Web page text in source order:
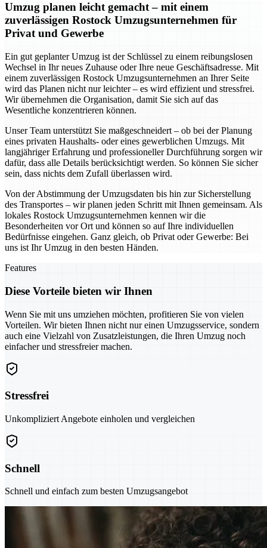
Umzug planen leicht gemacht – mit einem
zuverlässigen Rostock Umzugsunternehmen für
Privat und Gewerbe
Ein gut geplanter Umzug ist der Schlüssel zu einem reibungslosen
Wechsel in Ihr neues Zuhause oder Ihre neue Geschäftsadresse. Mit
einem zuverlässigen Rostock Umzugsunternehmen an Ihrer Seite
wird das Planen nicht nur leichter – es wird effizient und stressfrei.
Wir übernehmen die Organisation, damit Sie sich auf das
Wesentliche konzentrieren können.
Unser Team unterstützt Sie maßgeschneidert – ob bei der Planung
eines privaten Haushalts- oder eines gewerblichen Umzugs. Mit
langjähriger Erfahrung und professioneller Durchführung sorgen wir
dafür, dass alle Details berücksichtigt werden. So können Sie sicher
sein, dass nichts dem Zufall überlassen wird.
Von der Abstimmung der Umzugsdaten bis hin zur Sicherstellung
des Transportes – wir planen jeden Schritt mit Ihnen gemeinsam. Als
lokales Rostock Umzugsunternehmen kennen wir die
Besonderheiten vor Ort und können so auf Ihre individuellen
Bedürfnisse eingehen. Ganz gleich, ob Privat oder Gewerbe: Bei
uns ist Ihr Umzug in den besten Händen.
Features
Diese Vorteile bieten wir Ihnen
Wenn Sie mit uns umziehen möchten, profitieren Sie von vielen
Vorteilen. Wir bieten Ihnen nicht nur einen Umzugsservice, sondern
auch eine Vielzahl von Zusatzleistungen, die Ihren Umzug noch
einfacher und stressfreier machen.
Stressfrei
Unkompliziert Angebote einholen und vergleichen
Schnell
Schnell und einfach zum besten Umzugsangebot